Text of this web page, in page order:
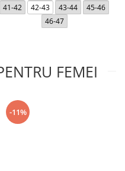
41-42
42-43 43-44
45-46
46-47
FEMEI
-11%